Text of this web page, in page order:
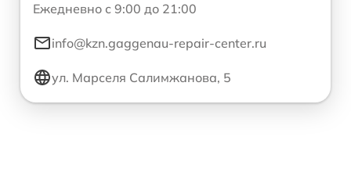
Ежедневно с 9:00 до 21:00
info@kzn.gaggenau-repair-center.ru
ул. Марселя Салимжанова, 5